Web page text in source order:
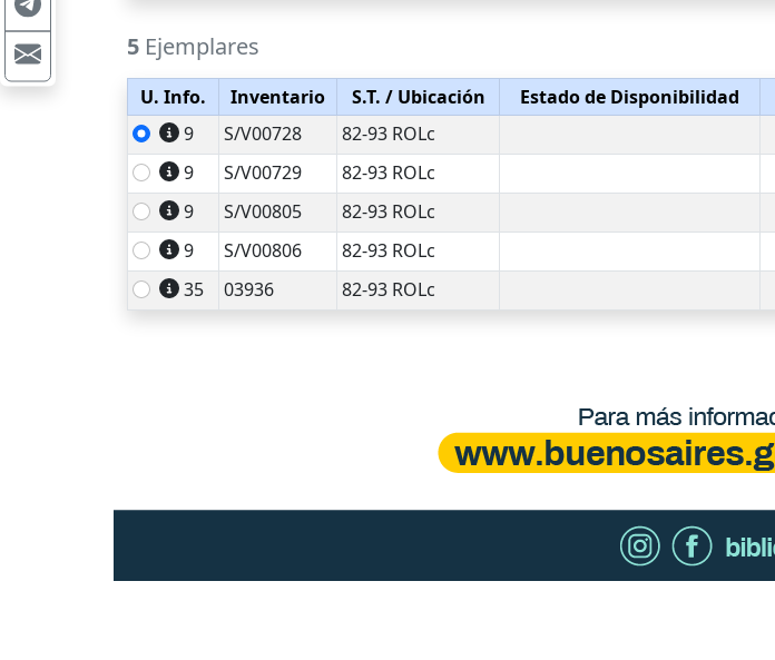
5 Ejemplares
U. Info. Inventario S.T. / Ubicación Estado de Disponibilidad
9
S/V00728 82-93 ROLc
9
S/V00729 82-93 ROLc
9
S/V00805 82-93 ROLc
9
S/V00806 82-93 ROLc
35
03936 82-93 ROLc